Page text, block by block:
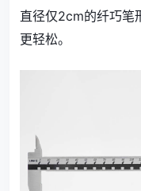
直径仅2cm的纤巧笔
更轻松。